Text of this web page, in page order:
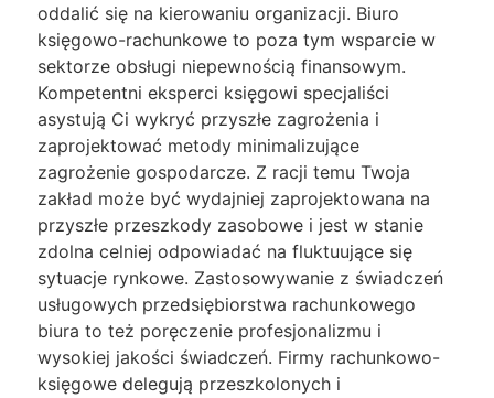
oddalić się na kierowaniu organizacji. Biuro
księgowo-rachunkowe to poza tym wsparcie w
sektorze obsługi niepewnością finansowym.
Kompetentni eksperci księgowi specjaliści
asystują Ci wykryć przyszłe zagrożenia i
zaprojektować metody minimalizujące
zagrożenie gospodarcze. Z racji temu Twoja
zakład może być wydajniej zaprojektowana na
przyszłe przeszkody zasobowe i jest w stanie
zdolna celniej odpowiadać na fluktuujące się
sytuacje rynkowe. Zastosowywanie z świadczeń
usługowych przedsiębiorstwa rachunkowego
biura to też poręczenie profesjonalizmu i
wysokiej jakości świadczeń. Firmy rachunkowo-
księgowe delegują przeszkolonych i